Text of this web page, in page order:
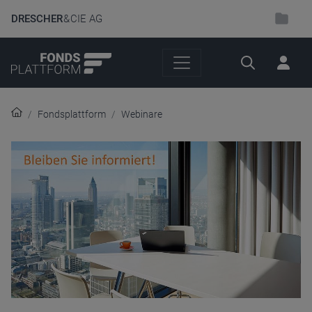
DRESCHER& CIE AG
Suche
Fondsplattform Webinare